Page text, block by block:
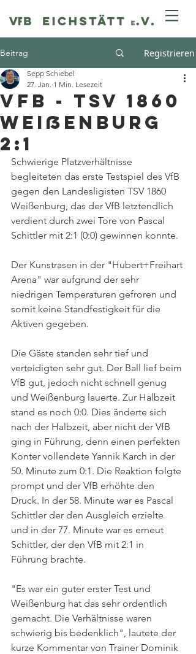
Beitrag Registrieren
VfB - TSV 1860
Weißenburg
2:1
Sepp Schiebel
27. Jan. 1 Min. Lesezeit
Schwierige Platzverhältnisse
begleiteten das erste Testspiel des VfB
gegen den Landesligisten TSV 1860
Weißenburg, das der VfB letztendlich
verdient durch zwei Tore von Pascal
Schittler mit 2:1 (0:0) gewinnen konnte.
Der Kunstrasen in der "Hubert+Freihart
Arena" war aufgrund der sehr
niedrigen Temperaturen gefroren und
somit keine Standfestigkeit für die
Aktiven gegeben.
Die Gäste standen sehr tief und
verteidigten sehr gut. Der Ball lief beim
VfB gut, jedoch nicht schnell genug
und Weißenburg lauerte. Zur Halbzeit
stand es noch 0:0. Dies änderte sich
nach der Halbzeit, aber nicht der VfB
ging in Führung, denn einen perfekten
Konter vollendete Yannik Karch in der
50. Minute zum 0:1. Die Reaktion folgte
prompt und der VfB erhöhte den
Druck. In der 58. Minute war es Pascal
Schittler der den Ausgleich erzielte
und in der 77. Minute war es erneut
Schittler, der den VfB mit 2:1 in
Führung brachte.
"Es war ein guter erster Test und
Weißenburg hat das sehr ordentlich
gemacht. Die Verhältnisse waren
schwierig bis bedenklich", lautete der
kurze Kommentar von Trainer Dominik